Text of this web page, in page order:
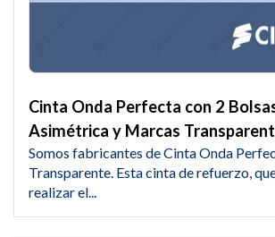
Cinta Onda Perfecta con 2
Asimétrica y Marcas
Somos fabricantes de Cinta Onda
Transparente. Esta cinta de refuerzo,
realizar el...